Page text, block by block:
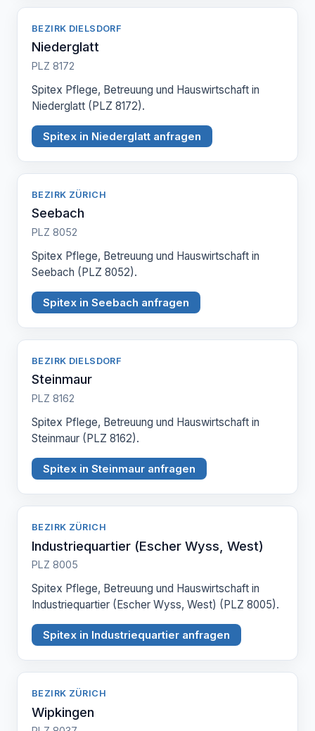
BEZIRK DIELSDORF
Niederglatt
PLZ 8172
Spitex Pflege, Betreuung und Hauswirtschaft in
Niederglatt (PLZ 8172).
Spitex in Niederglatt anfragen
BEZIRK ZÜRICH
Seebach
PLZ 8052
Spitex Pflege, Betreuung und Hauswirtschaft in
Seebach (PLZ 8052).
Spitex in Seebach anfragen
BEZIRK DIELSDORF
Steinmaur
PLZ 8162
Spitex Pflege, Betreuung und Hauswirtschaft in
Steinmaur (PLZ 8162).
Spitex in Steinmaur anfragen
BEZIRK ZÜRICH
Industriequartier (Escher Wyss, West)
PLZ 8005
Spitex Pflege, Betreuung und Hauswirtschaft in
Industriequartier (Escher Wyss, West) (PLZ 8005).
Spitex in Industriequartier anfragen
BEZIRK ZÜRICH
Wipkingen